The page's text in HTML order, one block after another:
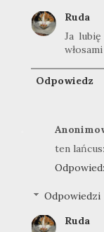
Ruda
Ja
włosami
Odpowiedz
ten
Odpowiedzi
Ruda